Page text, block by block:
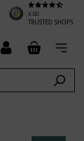
4.82
TRUSTED SHOPS